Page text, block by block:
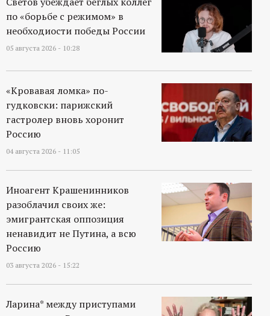
о
р
т
а
л
по «борьбе с режимом» в
необходиости победы России
05 августа 2026 - 10:28
«Кровавая ломка» по-
гудковски: парижский
гастролер вновь хоронит
Россию
04 августа 2026 - 11:05
Иноагент Крашенинников
разоблачил своих же:
эмигрантская оппозиция
ненавидит не Путина, а всю
Россию
03 августа 2026 - 15:22
Ларина* между приступами